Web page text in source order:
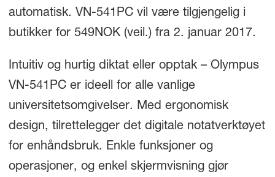
automatisk. VN-541PC vil være tilgjengelig i
butikker for 549NOK (veil.) fra 2. januar 2017.
Intuitiv og hurtig diktat eller opptak – Olympus
VN-541PC er ideell for alle vanlige
universitetsomgivelser. Med ergonomisk
design, tilrettelegger det digitale notatverktøyet
for enhåndsbruk. Enkle funksjoner og
operasjoner, og enkel skjermvisning gjør